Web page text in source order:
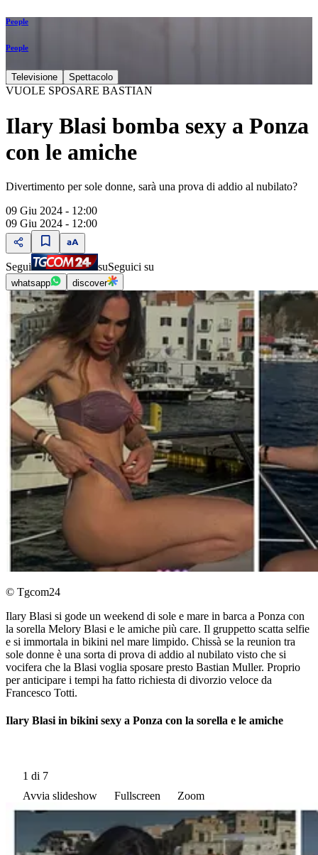
People
People
Televisione Spettacolo
VUOLE SPOSARE BASTIAN
Ilary Blasi bomba sexy a Ponza
con le amiche
Divertimento per sole donne, sarà una prova di addio al nubilato?
09 Giu 2024 - 12:00
09 Giu 2024 - 12:00
Segui suSeguici su
whatsapp discover
© Tgcom24
Ilary Blasi si gode un weekend di sole e mare in barca a Ponza con
la sorella Melory Blasi e le amiche più care. Il gruppetto scatta selfie
e si immortala in bikini nel mare limpido. Chissà se la reunion tra
sole donne è una sorta di prova di addio al nubilato visto che si
vocifera che la Blasi voglia sposare presto Bastian Muller. Proprio
per anticipare i tempi ha fatto richiesta di divorzio veloce da
Francesco Totti.
Ilary Blasi in bikini sexy a Ponza con la sorella e le amiche
1 di 7
Avvia slideshow
Fullscreen Zoom